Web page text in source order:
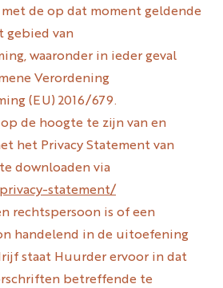
de op dat moment geldende
gebied van
waaronder in ieder geval
Verordening
(EU) 2016/679.
de hoogte te zijn van en
het Privacy Statement van
downloaden via
-statement/
rechtspersoon is of een
handelend in de uitoefening
staat Huurder ervoor in dat
betreffende te